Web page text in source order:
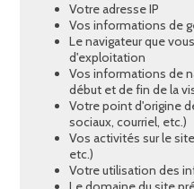
Votre adresse IP
Vos informations de
Le navigateur que
d'exploitation
Vos informations de
début et de fin de la
Votre point d'origine
sociaux, courriel, etc.)
Vos activités sur le
etc.)
Votre utilisation des